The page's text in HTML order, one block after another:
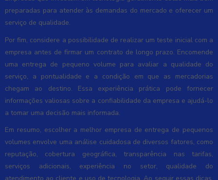
preparadas para atender às demandas do mercado e oferecer um
serviço de qualidade.
Por fim, considere a possibilidade de realizar um teste inicial com a
empresa antes de firmar um contrato de longo prazo. Encomende
uma entrega de pequeno volume para avaliar a qualidade do
serviço, a pontualidade e a condição em que as mercadorias
chegam ao destino. Essa experiência prática pode fornecer
informações valiosas sobre a confiabilidade da empresa e ajudá-lo
a tomar uma decisão mais informada.
Em resumo, escolher a melhor empresa de entrega de pequenos
volumes envolve uma análise cuidadosa de diversos fatores, como
reputação, cobertura geográfica, transparência nas tarifas,
serviços adicionais, experiência no setor, qualidade do